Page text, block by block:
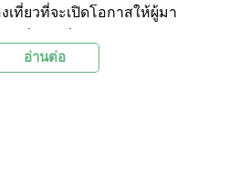
เที่ยวที่จะเปิดโอกาสให้ผู้มา
งๆ ของกรุงลอนดอนได้อย่าง
ฟังที่สามารถเลือกเสียง
อ่านต่อ